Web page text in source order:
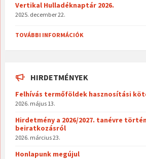
Vertikal Hulladéknaptár 2026.
2025. december 22.
TOVÁBBI INFORMÁCIÓK
HIRDETMÉNYEK
Felhívás termőföldek hasznosítási
2026. május 13.
Hirdetmény a 2026/2027. tanévre
beiratkozásról
2026. március 23.
Honlapunk megújul